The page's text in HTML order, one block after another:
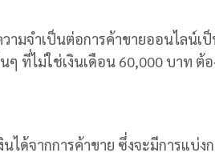
ามจำเป็นต่อการค้าขายออนไลน์เ
ๆ ที่ไม่ใช่เงินเดือน 60,000 บาท ต้
ด้จากการค้าขาย ซึ่งจะมีการแบ่ง